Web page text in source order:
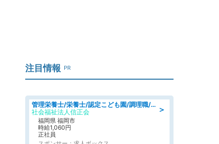
注目情報 PR
＞
管理栄養士/栄養士/認定こども園/調理職/認定こども園/週3日～相談可能
社会福祉法人信正会
福岡県 福岡市
時給1,060円
正社員